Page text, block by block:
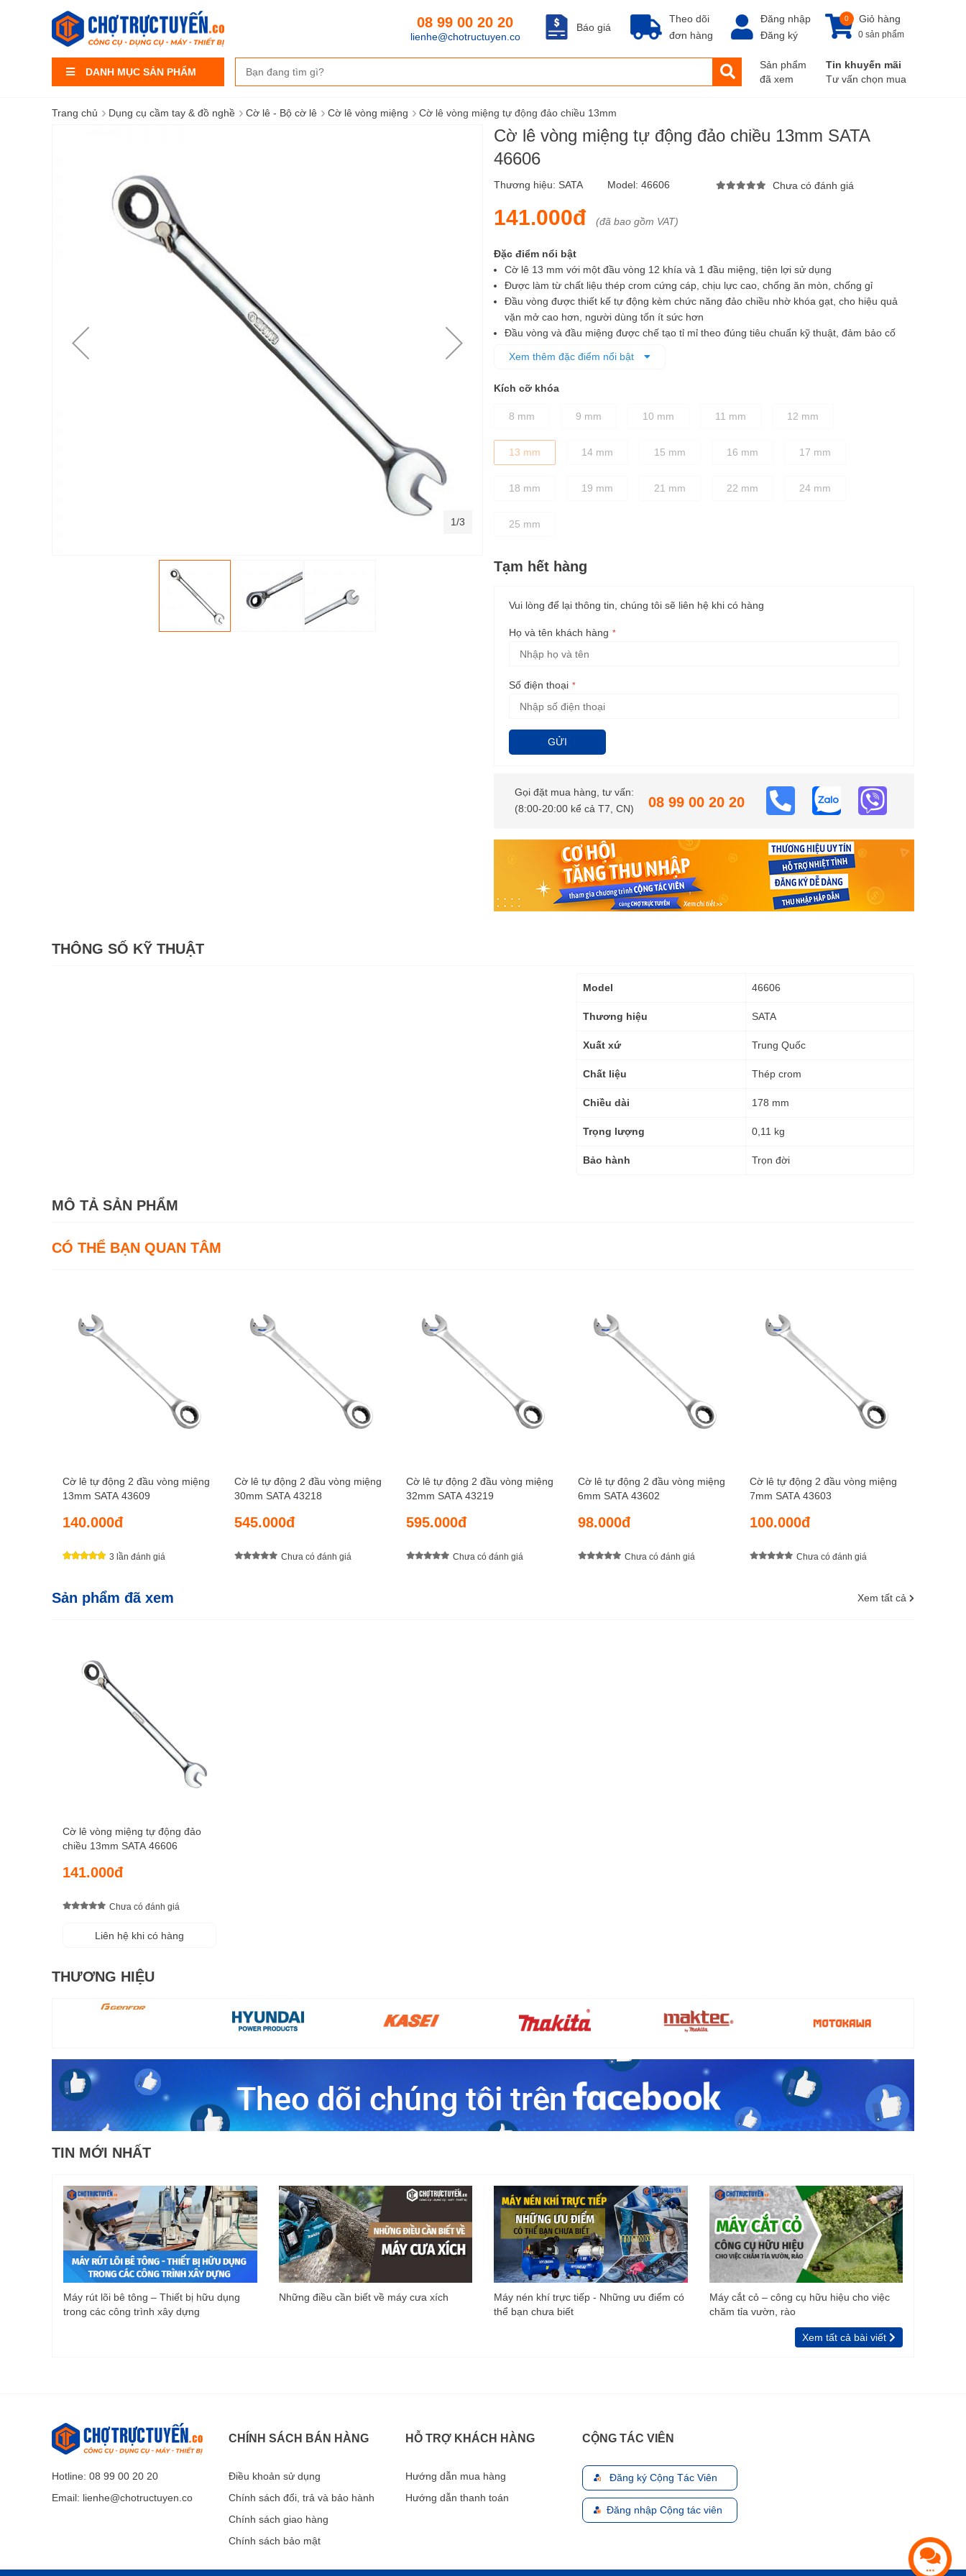
DANH MỤC SẢN PHẨM
Theo dõi
đơn hàng
Báo giá
08 99 00 20 20
lienhe@chotructuyen.co
Đăng nhập
Đăng ký
Giỏ hàng
0
0 sản phẩm
Sản phẩm
đã xem
Tin khuyến mãi
Tư vấn chọn mua
Trang chủ › Dụng cụ cầm tay & đồ nghề › Cờ lê - Bộ cờ lê › Cờ lê vòng miệng › Cờ lê vòng miệng tự động đảo chiều 13mm
Cờ lê vòng miệng tự động đảo chiều 13mm SATA
46606
Thương hiệu: SATA Model: 46606 Chưa có đánh giá
141.000đ (đã bao gồm VAT)
Đặc điểm nổi bật
Cờ lê 13 mm với một đầu vòng 12 khía và 1 đầu miệng, tiện lợi sử dụng
Được làm từ chất liệu thép crom cứng cáp, chịu lực cao, chống ăn mòn, chống gỉ
Đầu vòng được thiết kế tự động kèm chức năng đảo chiều nhờ khóa gạt, cho hiệu quả
vặn mở cao hơn, người dùng tốn ít sức hơn
Đầu vòng và đầu miệng được chế tạo tỉ mỉ theo đúng tiêu chuẩn kỹ thuật, đảm bảo cố
Thân cờ lê được thiết kế dày dặn, cầm nắm chắc tay
Xem thêm đặc điểm nổi bật
Kích cỡ khóa
8 mm 9 mm 10 mm 11 mm 12 mm
13 mm 14 mm 15 mm 16 mm 17 mm
18 mm 19 mm 21 mm 22 mm 24 mm
25 mm
Tạm hết hàng
Vui lòng để lại thông tin, chúng tôi sẽ liên hệ khi có hàng
Họ và tên khách hàng
Số điện thoại
GỬI
Gọi đặt mua hàng, tư vấn:
(8:00-20:00 kể cả T7, CN)
08 99 00 20 20
1/3
THÔNG SỐ KỸ THUẬT
Thông
kỹ
Model 46606
Thương hiệu SATA
Xuất xứ Trung Quốc
Chất liệu Thép crom
Chiều dài 178 mm
Trọng lượng 0,11 kg
Bảo hành Trọn đời
MÔ TẢ SẢN PHẨM
CÓ THỂ BẠN QUAN TÂM
Cờ lê tự động 2 đầu vòng miệng
13mm SATA 43609
140.000đ
3 lần đánh giá
Cờ lê tự động 2 đầu vòng miệng
30mm SATA 43218
545.000đ
Chưa có đánh giá
Cờ lê tự động 2 đầu vòng miệng
32mm SATA 43219
595.000đ
Chưa có đánh giá
Cờ lê tự động 2 đầu vòng miệng
6mm SATA 43602
98.000đ
Chưa có đánh giá
Cờ lê tự động 2 đầu vòng miệng
7mm SATA 43603
100.000đ
Chưa có đánh giá
Sản phẩm đã xem Xem tất cả
Cờ lê vòng miệng tự động đảo
chiều 13mm SATA 46606
141.000đ
Chưa có đánh giá
Liên hệ khi có hàng
THƯƠNG HIỆU
TIN MỚI NHẤT
Máy rút lõi bê tông – Thiết bị hữu dụng
trong các công trình xây dựng
Những điều cần biết về máy cưa xích
Máy nén khí trực tiếp - Những ưu điểm có
thể bạn chưa biết
Máy cắt cỏ – công cụ hữu hiệu cho việc
chăm tỉa vườn, rào
Xem tất cả bài viết
Hotline: 08 99 00 20 20
Email: lienhe@chotructuyen.co
CHÍNH SÁCH BÁN HÀNG
Điều khoản sử dụng
Chính sách đổi, trả và bảo hành
Chính sách giao hàng
Chính sách bảo mật
HỖ TRỢ KHÁCH HÀNG
Hướng dẫn mua hàng
Hướng dẫn thanh toán
CỘNG TÁC VIÊN
Đăng ký Cộng Tác Viên
Đăng nhập Cộng tác viên